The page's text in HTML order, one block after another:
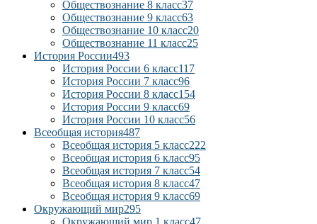
Обществознание 8 класс37
Обществознание 9 класс63
Обществознание 10 класс20
Обществознание 11 класс25
История России493
История России 6 класс117
История России 7 класс96
История России 8 класс154
История России 9 класс69
История России 10 класс56
Всеобщая история487
Всеобщая история 5 класс222
Всеобщая история 6 класс95
Всеобщая история 7 класс54
Всеобщая история 8 класс47
Всеобщая история 9 класс69
Окружающий мир295